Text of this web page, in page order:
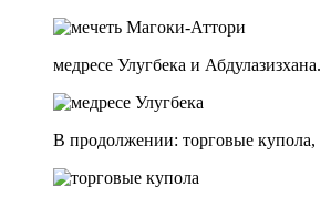
медресе Улугбека и Абдулазизхана.
В продолжении: торговые купола,